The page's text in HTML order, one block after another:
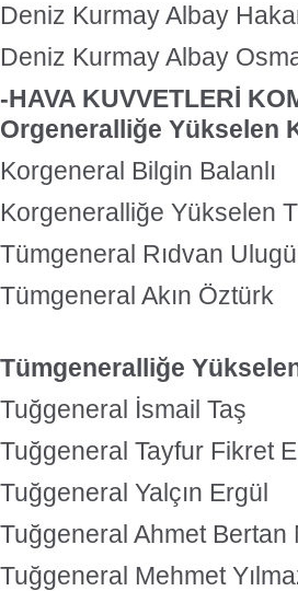
Deniz Kurmay Albay
Deniz Kurmay Albay
-HAVA KUVVETLERİ
Orgeneralliğe Yükselen
Korgeneral Bilgin Balanlı
Korgeneralliğe Yükselen
Tümgeneral Rıdvan
Tümgeneral Akın Öztürk
Tümgeneralliğe
Tuğgeneral İsmail Taş
Tuğgeneral Tayfur Fikret
Tuğgeneral Yalçın Ergül
Tuğgeneral Ahmet Bertan
Tuğgeneral Mehmet